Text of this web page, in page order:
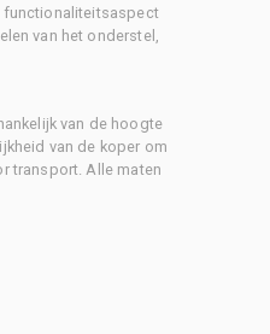
functionaliteitsaspect
van het onderstel,
van de hoogte
van de koper om
transport. Alle maten